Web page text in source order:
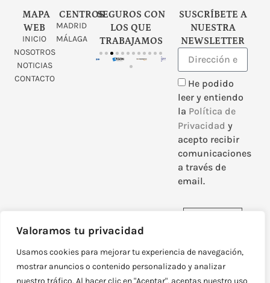
Valoramos tu privacidad
Usamos cookies para mejorar tu experiencia de navegación,
mostrar anuncios o contenido personalizado y analizar
nuestro tráfico. Al hacer clic en "Aceptar", aceptas nuestro uso
MAPA
WEB
INICIO
NOSOTROS
NOTICIAS
CONTACTO
CENTROS
MADRID
MÁLAGA
SEGUROS CON
LOS QUE
TRABAJAMOS
SUSCRÍBETE A
NUESTRA
NEWSLETTER
He podido
leer y entiendo
la Política de
Privacidad y
acepto recibir
comunicaciones
a través de
email.